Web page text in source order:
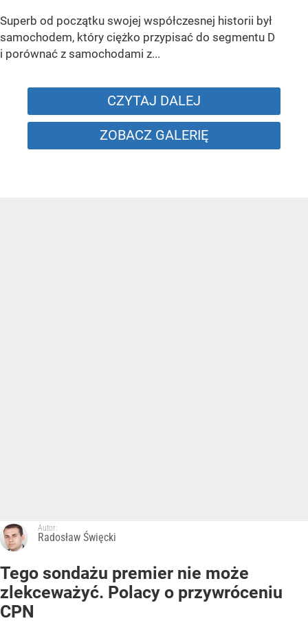
Superb od początku swojej współczesnej historii był
samochodem, który ciężko przypisać do segmentu D
i porównać z samochodami z...
CZYTAJ DALEJ
ZOBACZ GALERIĘ
Autor:
Radosław Święcki
Tego sondażu premier nie może
zlekceważyć. Polacy o przywróceniu
CPN